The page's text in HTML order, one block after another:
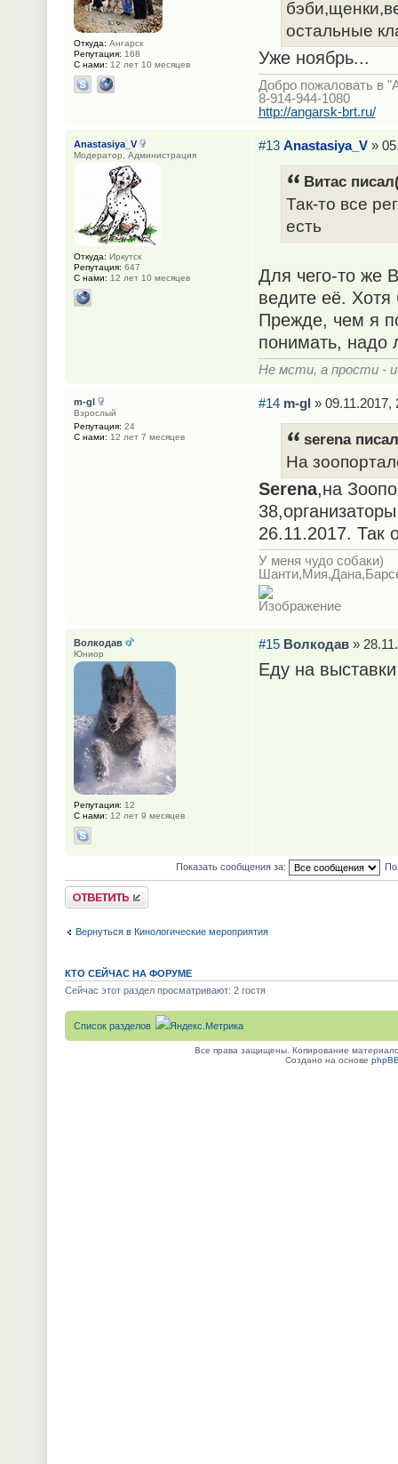
остальные
Уже ноябрь...
Добро пожаловать в
8-914-944-1080
http://angarsk-brt.ru/
Откуда: Ангарск
Репутация: 168
С нами: 12 лет 10 месяцев
#13 Anastasiya_V»
Витас
Так-то все
есть
Для чего-то же
ведите её.
Прежде, чем я
понимать, надо
Не мсти, а прости - и
Anastasiya_V
Модератор, Администрация
Откуда: Иркутск
Репутация: 647
С нами: 12 лет 10 месяцев
#14 m-gl » 09.11.2017,
serena
На
Serena,на
26.11.2017. Так
У меня чудо собаки)
m-gl
Взрослый
Репутация: 24
С нами: 12 лет 7 месяцев
#15 Волкодав»
Еду на
Волкодав
Юниор
Репутация: 12
С нами: 12 лет 9 месяцев
Показать сообщения за:
Ответить
Вернуться в Кинологические мероприятия
КТО СЕЙЧАС НА ФОРУМЕ
Сейчас этот раздел просматривают: 2 гостя
Список разделов
Все права защищены. Копирование
Создано на основе